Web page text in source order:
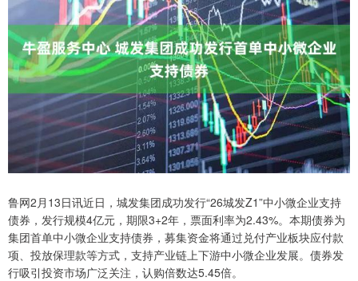
鲁网2月13日讯近日，城发集团成功发行“26城发Z1”中小微企业支持
债券，发行规模4亿元，期限3+2年，票面利率为2.43%。本期债券为
集团首单中小微企业支持债券，募集资金将通过兑付产业板块应付款
项、投放保理款等方式，支持产业链上下游中小微企业发展。债券发
行吸引投资市场广泛关注，认购倍数达5.45倍。